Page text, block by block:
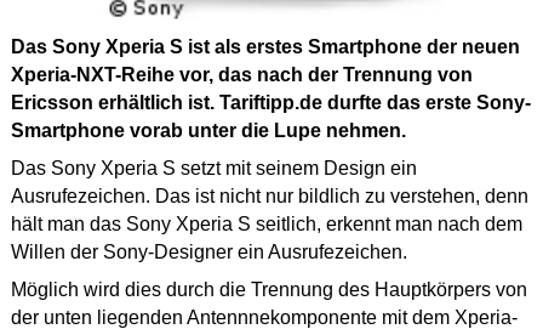
Das Sony Xperia S ist als erstes Smartphone der neuen
Xperia-NXT-Reihe vor, das nach der Trennung von
Ericsson erhältlich ist. Tariftipp.de durfte das erste Sony-
Smartphone vorab unter die Lupe nehmen.
Das Sony Xperia S setzt mit seinem Design ein
Ausrufezeichen. Das ist nicht nur bildlich zu verstehen, denn
hält man das Sony Xperia S seitlich, erkennt man nach dem
Willen der Sony-Designer ein Ausrufezeichen.
Möglich wird dies durch die Trennung des Hauptkörpers von
der unten liegenden Antennnekomponente mit dem Xperia-